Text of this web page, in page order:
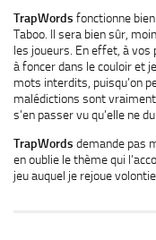
TrapWords fonctionne
Taboo. Il sera bien sûr,
les joueurs. En effet, à
à foncer dans le couloir et
mots interdits, puisqu’on
malédictions sont
s’en passer vu qu’elle ne
TrapWords demande pas
en oublie le thème qui
jeu auquel je rejoue